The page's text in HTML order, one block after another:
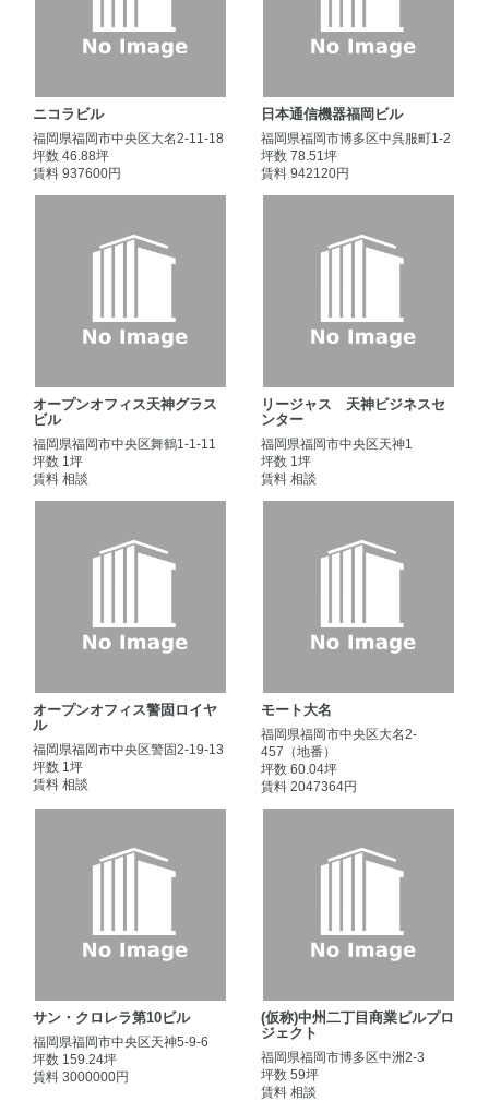
ニコラビル
福岡県福岡市中央区大名2-11-18
坪数 46.88坪
賃料 937600円
日本通信機器福岡ビル
福岡県福岡市博多区中呉服町1-2
坪数 78.51坪
賃料 942120円
オープンオフィス天神グラス
ビル
福岡県福岡市中央区舞鶴1-1-11
坪数 1坪
賃料 相談
リージャス 天神ビジネスセ
ンター
福岡県福岡市中央区天神1
坪数 1坪
賃料 相談
オープンオフィス警固ロイヤ
ル
福岡県福岡市中央区警固2-19-13
坪数 1坪
賃料 相談
モート大名
福岡県福岡市中央区大名2-
457（地番）
坪数 60.04坪
賃料 2047364円
サン・クロレラ第10ビル
福岡県福岡市中央区天神5-9-6
坪数 159.24坪
賃料 3000000円
(仮称)中州二丁目商業ビルプロ
ジェクト
福岡県福岡市博多区中洲2-3
坪数 59坪
賃料 相談